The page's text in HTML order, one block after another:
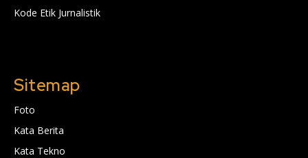
Kode Etik Jurnalistik
Sitemap
Foto
Kata Berita
Kata Tekno